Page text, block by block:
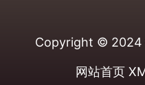
Copyright © 2024
网站首页